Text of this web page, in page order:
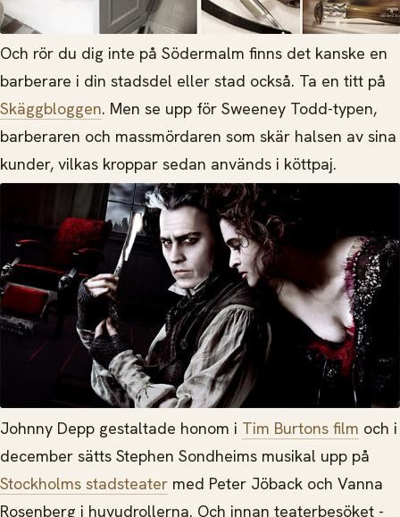
Och rör du dig inte på Södermalm finns det kanske en
barberare i din stadsdel eller stad också. Ta en titt på
Skäggbloggen. Men se upp för Sweeney Todd-typen,
barberaren och massmördaren som skär halsen av sina
kunder, vilkas kroppar sedan används i köttpaj.
Johnny Depp gestaltade honom i Tim Burtons film och i
december sätts Stephen Sondheims musikal upp på
Stockholms stadsteater med Peter Jöback och Vanna
Rosenberg i huvudrollerna. Och innan teaterbesöket -